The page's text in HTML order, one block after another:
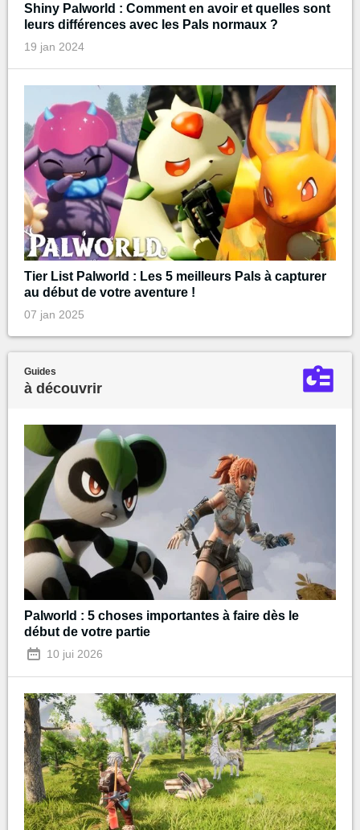
Shiny Palworld : Comment en avoir et quelles sont
leurs différences avec les Pals normaux ?
19 jan 2024
Tier List Palworld : Les 5 meilleurs Pals à capturer
au début de votre aventure !
07 jan 2025
Guides
à découvrir
Palworld : 5 choses importantes à faire dès le
début de votre partie
10 jui 2026